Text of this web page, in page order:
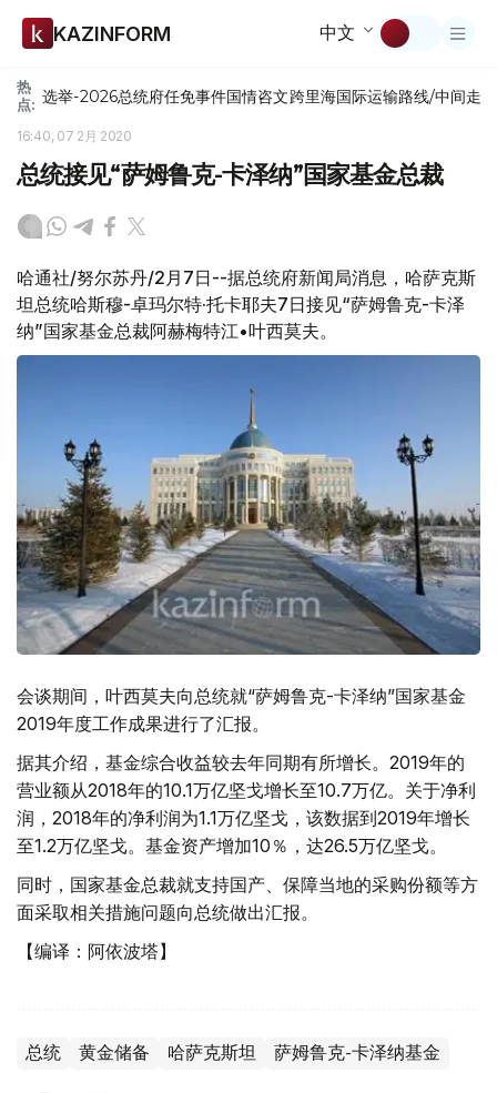
KAZINFORM 中文
热
点: 选举-2026总统府任免事件国情咨文跨里海国际运输路线/中间走廊
16:40, 07 2月 2020
总统接见“萨姆鲁克-卡泽纳”国家基金总裁
哈通社/努尔苏丹/2月7日--据总统府新闻局消息，哈萨克斯
坦总统哈斯穆-卓玛尔特·托卡耶夫7日接见“萨姆鲁克-卡泽
纳”国家基金总裁阿赫梅特江•叶西莫夫。
会谈期间，叶西莫夫向总统就“萨姆鲁克-卡泽纳”国家基金
2019年度工作成果进行了汇报。
据其介绍，基金综合收益较去年同期有所增长。2019年的
营业额从2018年的10.1万亿坚戈增长至10.7万亿。关于净利
润，2018年的净利润为1.1万亿坚戈，该数据到2019年增长
至1.2万亿坚戈。基金资产增加10％，达26.5万亿坚戈。
同时，国家基金总裁就支持国产、保障当地的采购份额等方
面采取相关措施问题向总统做出汇报。
【编译：阿依波塔】
总统 黄金储备 哈萨克斯坦 萨姆鲁克-卡泽纳基金